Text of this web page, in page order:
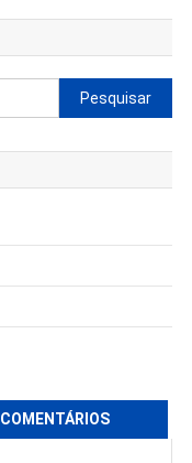
Pesquisar
por:
COMENTÁRIOS